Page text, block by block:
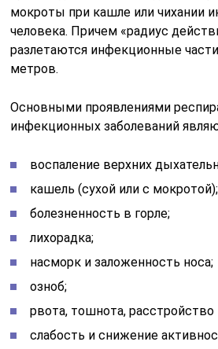
мокроты при кашле или чихании
человека. Причем «радиус
разлетаются инфекционные
метров.
Основными проявлениями
инфекционных заболеваний
воспаление верхних
кашель (сухой или с мокротой);
болезненность в горле;
лихорадка;
насморк и заложенность носа;
озноб;
рвота, тошнота,
слабость и снижение